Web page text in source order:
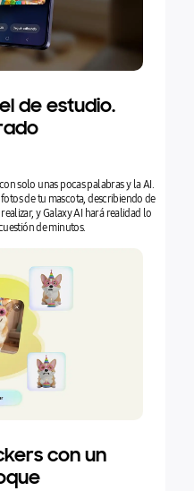
de estudio.
solo unas pocas palabras y la AI.
de tu mascota, describiendo de
y Galaxy AI hará realidad lo
de minutos.
con un